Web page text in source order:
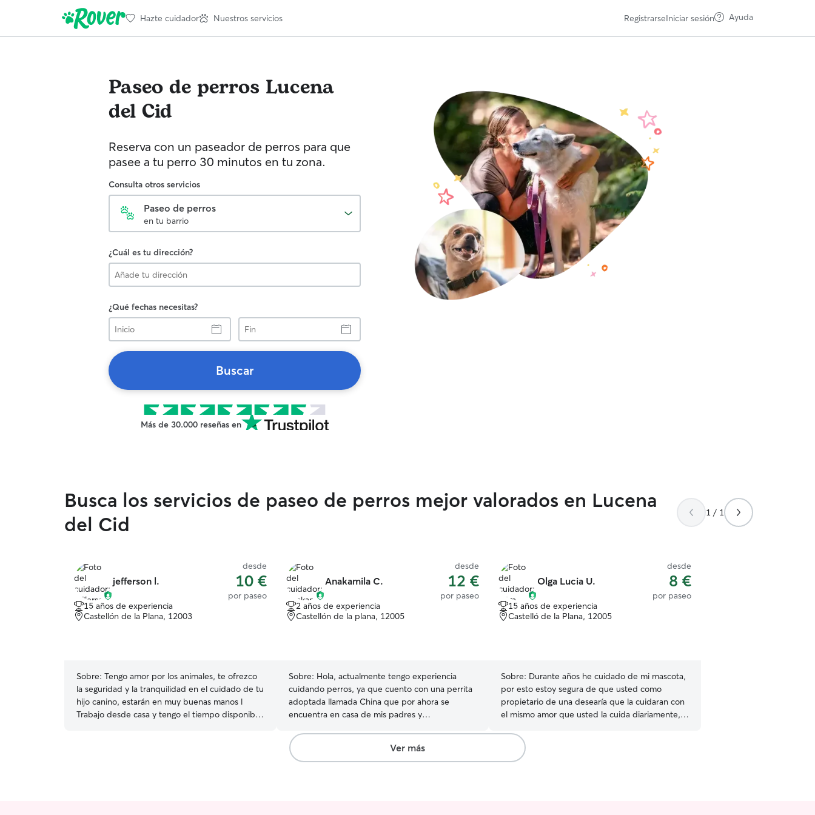
Hazte cuidador Nuestros servicios RegistrarseIniciar sesión Ayuda
Paseo de perros Lucena
del Cid
Reserva con un paseador de perros para que
pasee a tu perro 30 minutos en tu zona.
Consulta otros servicios
Paseo de perros
en tu barrio
¿Cuál es tu dirección?
¿Qué fechas necesitas?
Inicio
Fin
Buscar
Más de 30.000 reseñas en
Busca los servicios de paseo de perros mejor valorados en Lucena
del Cid
1 / 1
jefferson l.
desde
10 €
por paseo
15 años de experiencia
Castellón de la Plana, 12003
Sobre: Tengo amor por los animales, te ofrezco
la seguridad y la tranquilidad en el cuidado de tu
hijo canino, estarán en muy buenas manos l
Trabajo desde casa y tengo el tiempo disponible
Anakamila C.
desde
12 €
por paseo
2 años de experiencia
Castellón de la plana, 12005
Sobre: Hola, actualmente tengo experiencia
cuidando perros, ya que cuento con una perrita
adoptada llamada China que por ahora se
encuentra en casa de mis padres y
durante un fin de semana, donde el perrito
estuvo muy contento. En este momento tengo
disponibilidad de tiempo completo, lo que me
Olga Lucia U.
desde
8 €
por paseo
15 años de experiencia
Castelló de la Plana, 12005
Sobre: Durante años he cuidado de mi mascota,
por esto estoy segura de que usted como
propietario de una desearía que la cuidaran con
el mismo amor que usted la cuida diariamente,
jugando, pendiente de la alimentación que no
falte nada de agua ni de cualquier otra
necesidad que pueda presentar la mascota.
Ver más